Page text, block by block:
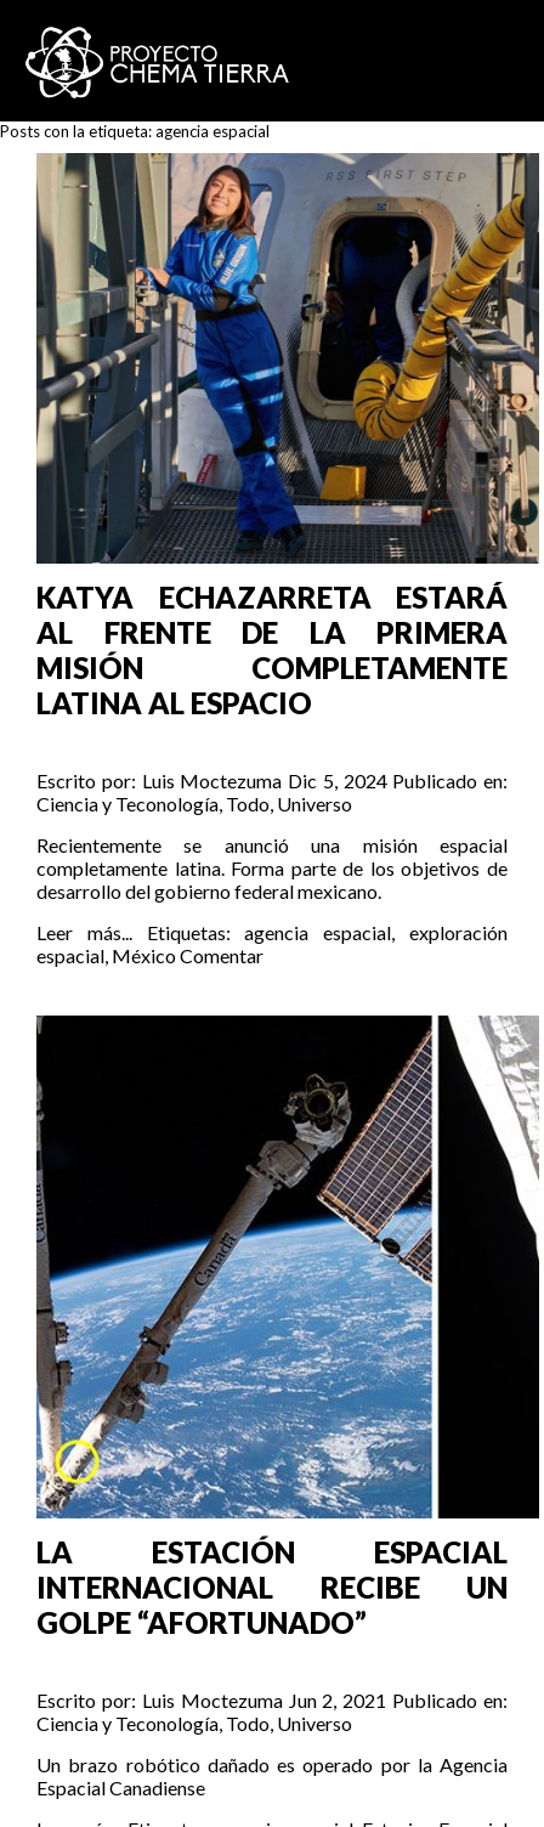
Posts con la etiqueta:agencia espacial
KATYA ECHAZARRETA ESTARÁ
AL FRENTE DE LA PRIMERA
MISIÓN COMPLETAMENTE
LATINA AL ESPACIO
Escrito por: Luis Moctezuma Dic 5, 2024 Publicado en:
Ciencia y Teconología, Todo, Universo
Recientemente se anunció una misión espacial
completamente latina. Forma parte de los objetivos de
desarrollo del gobierno federal mexicano.
Leer más...
Etiquetas:agencia espacial,exploración
espacial, MéxicoComentar
LA ESTACIÓN ESPACIAL
INTERNACIONAL RECIBE UN
GOLPE “AFORTUNADO”
Escrito por: Luis Moctezuma Jun 2, 2021 Publicado en:
Ciencia y Teconología, Todo, Universo
Un brazo robótico dañado es operado por la Agencia
Espacial Canadiense